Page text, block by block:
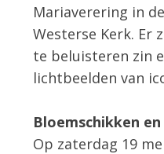
Mariaverering in
Westerse Kerk. Er
te beluisteren zin
lichtbeelden van
Bloemschikken
Op zaterdag 19